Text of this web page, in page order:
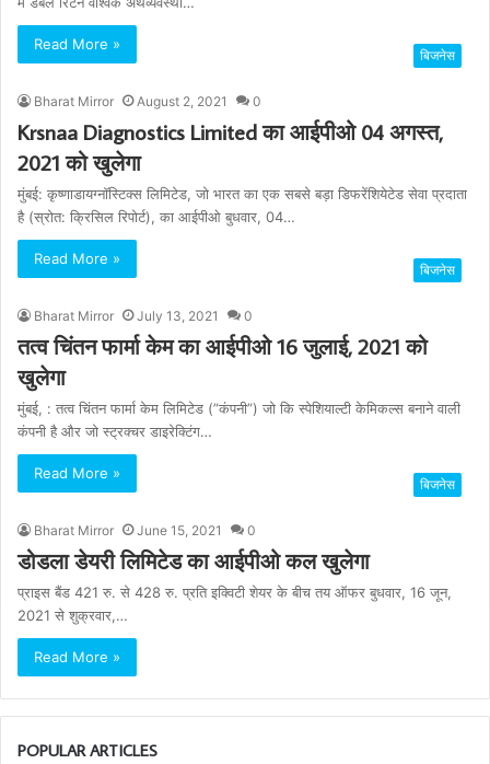
Read More »
बिजनेस
Bharat Mirror August 2, 2021 0
Krsnaa Diagnostics Limited का आईपीओ 04 अगस्‍त,
2021 को खुलेगा
मुंबई: कृष्णाडायग्‍नॉस्टिक्‍स लिमिटेड, जो भारत का एक सबसे बड़ा डिफरेंशियेटेड सेवा प्रदाता
है (स्रोत: क्रिसिल रिपोर्ट), का आईपीओ बुधवार, 04…
Read More »
बिजनेस
Bharat Mirror July 13, 2021 0
तत्व चिंतन फार्मा केम का आईपीओ 16 जुलाई, 2021 को
खुलेगा
मुंबई, : तत्व चिंतन फार्मा केम लिमिटेड (”कंपनी”) जो कि स्‍पेशियाल्टी केमिकल्स बनाने वाली
कंपनी है और जो स्ट्रक्‍चर डाइरेक्टिंग…
Read More »
बिजनेस
Bharat Mirror June 15, 2021 0
डोडला डेयरी लिमिटेड का आईपीओ कल खुलेगा
प्राइस बैंड 421 रु. से 428 रु. प्रति इक्विटी शेयर के बीच तय ऑफर बुधवार, 16 जून,
2021 से शुक्रवार,…
Read More »
POPULAR ARTICLES